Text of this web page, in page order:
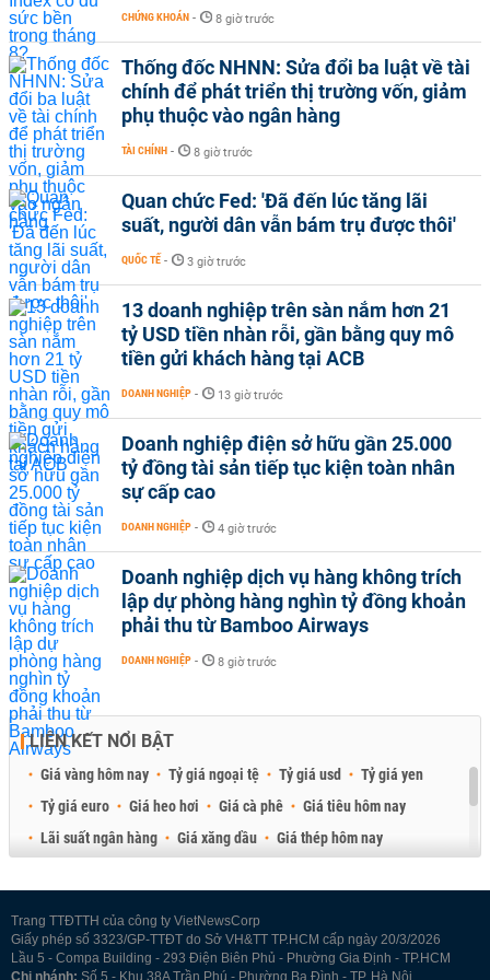
CHỨNG KHOÁN - 8 giờ trước
Thống đốc NHNN: Sửa đổi ba luật về tài
chính để phát triển thị trường vốn, giảm
phụ thuộc vào ngân hàng
TÀI CHÍNH - 8 giờ trước
Quan chức Fed: 'Đã đến lúc tăng lãi
suất, người dân vẫn bám trụ được thôi'
QUỐC TẾ - 3 giờ trước
13 doanh nghiệp trên sàn nắm hơn 21
tỷ USD tiền nhàn rỗi, gần bằng quy mô
tiền gửi khách hàng tại ACB
DOANH NGHIỆP - 13 giờ trước
Doanh nghiệp điện sở hữu gần 25.000
tỷ đồng tài sản tiếp tục kiện toàn nhân
sự cấp cao
DOANH NGHIỆP - 4 giờ trước
Doanh nghiệp dịch vụ hàng không trích
lập dự phòng hàng nghìn tỷ đồng khoản
phải thu từ Bamboo Airways
DOANH NGHIỆP - 8 giờ trước
LIÊN KẾT NỔI BẬT
Giá vàng hôm nay Tỷ giá ngoại tệ Tỷ giá usd
Tỷ giá yen
Tỷ giá euro
Giá heo hơi Giá cà phê
Giá tiêu hôm nay
Lãi suất ngân hàng
Giá xăng dầu
Giá thép hôm nay
Trang TTĐTTH của công ty VietNewsCorp
Giấy phép số 3323/GP-TTĐT do Sở VH&TT TP.HCM cấp ngày 20/3/2026
Lầu 5 - Compa Building - 293 Điện Biên Phủ - Phường Gia Định - TP.HCM
Chi nhánh: Số 5 - Khu 38A Trần Phú - Phường Ba Đình - TP. Hà Nội